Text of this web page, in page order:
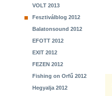
VOLT 2013
Fesztiválblog 2012
Balatonsound 2012
EFOTT 2012
EXIT 2012
FEZEN 2012
Fishing on Orfű 2012
Hegyalja 2012